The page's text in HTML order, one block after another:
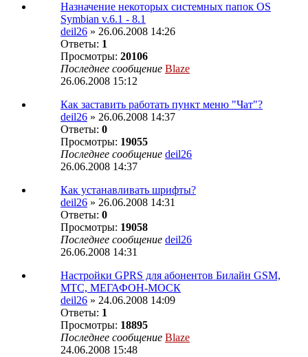
Назначение некоторых системных папок OS
Symbian v.6.1 - 8.1
deil26 » 26.06.2008 14:26
Ответы: 1
Просмотры: 20106
Последнее сообщение Blaze
26.06.2008 15:12
Как заставить работать пункт меню "Чат"?
deil26 » 26.06.2008 14:37
Ответы: 0
Просмотры: 19055
Последнее сообщение deil26
26.06.2008 14:37
Как устанавливать шрифты?
deil26 » 26.06.2008 14:31
Ответы: 0
Просмотры: 19058
Последнее сообщение deil26
26.06.2008 14:31
Настройки GPRS для абонентов Билайн GSM,
МТС, МЕГАФОН-МОСК
deil26 » 24.06.2008 14:09
Ответы: 1
Просмотры: 18895
Последнее сообщение Blaze
24.06.2008 15:48